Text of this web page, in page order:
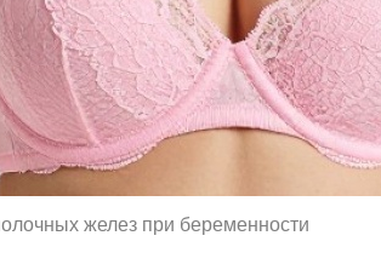
желез при беременности